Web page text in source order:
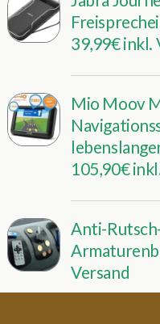
39,99€ inkl.
Mio Moov
105,90€
Anti-
Versand